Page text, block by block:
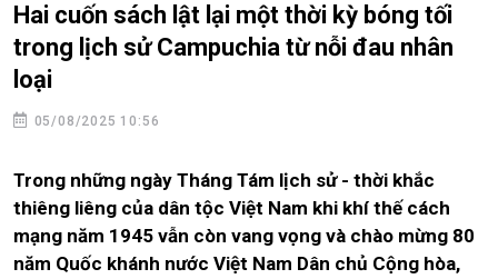
Hai cuốn sách lật lại một thời kỳ bóng tối
trong lịch sử Campuchia từ nỗi đau nhân
loại
05/08/2025 10:56
Trong những ngày Tháng Tám lịch sử - thời khắc
thiêng liêng của dân tộc Việt Nam khi khí thế cách
mạng năm 1945 vẫn còn vang vọng và chào mừng 80
năm Quốc khánh nước Việt Nam Dân chủ Cộng hòa,